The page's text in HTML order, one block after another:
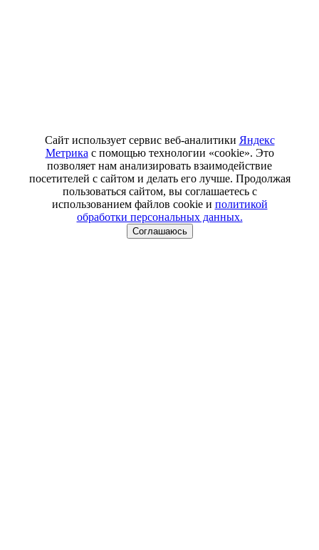
Сайт использует сервис веб-аналитики Яндекс
Метрика с помощью технологии «cookie». Это
позволяет нам анализировать взаимодействие
посетителей с сайтом и делать его лучше. Продолжая
пользоваться сайтом, вы соглашаетесь с
использованием файлов cookie и политикой
обработки персональных данных.
Соглашаюсь